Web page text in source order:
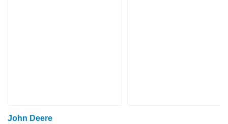
John Deere